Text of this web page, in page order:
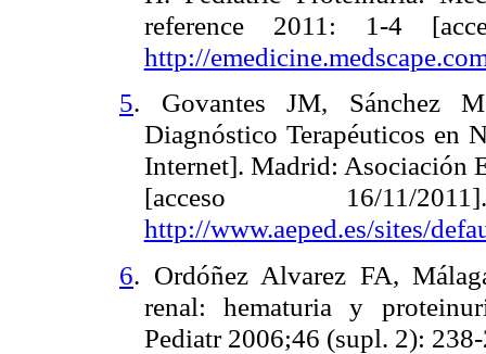
reference 2011: 1-4
http://
5. Govantes JM, Sánchez
Diagnóstico Terapéuticos en
Internet]. Madrid: Asociación
[acceso 16/11/
http://www.aeped.es/sites/
6. Ordóñez Alvarez FA,
renal: hematuria y
Pediatr 2006;46 (supl. 2):